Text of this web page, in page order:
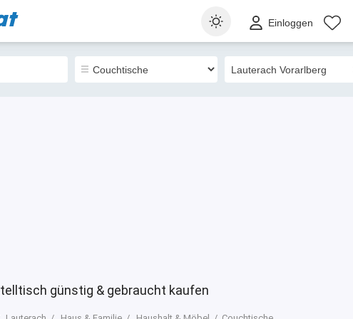
Einloggen
günstig & gebraucht kaufen